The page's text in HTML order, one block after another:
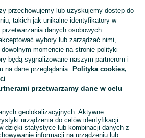
Szukasz nowej pracy? Pomożemy Ci zawodowo! kadry i płace - Kielce - tylko w kategorii Praca na OLX! Zobacz
przechowujemy lub uzyskujemy dostęp do
takich jak unikalne identyfikatory w
danych osobowych.
wybory lub zarządzać nimi,
momencie na stronie polityki
będą sygnalizowane naszym partnerom i
na dane przeglądania. Polityka cookies,
przetwarzamy dane w celu
geolokalizacyjnych. Aktywne
urządzenia do celów identyfikacji.
dzięki statystyce lub kombinacji danych z
informacji na urządzeniu lub